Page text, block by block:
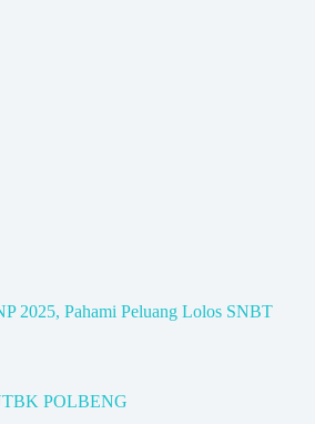
2025, Pahami Peluang Lolos SNBT